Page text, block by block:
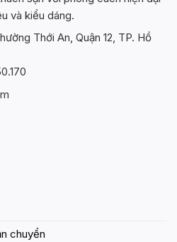
và kiểu dáng.
Thới An, Quận 12, TP. Hồ
chuyển